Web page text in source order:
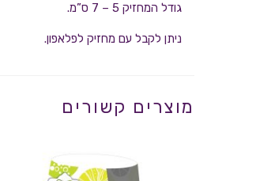
גודל המחזיק 5 – 7 ס”מ.
ניתן לקבל עם מחזיק לפלאפון.
מוצרים קשורים